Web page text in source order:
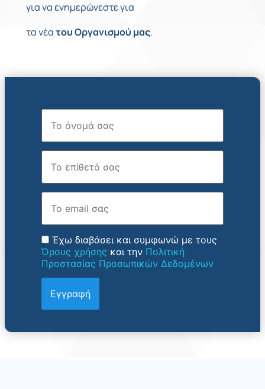
για να ενημερώνεστε για
τα νέατουΟργανισμού μας.
Όνομα
Επώνυμο
Email
Έχω διαβάσει και συμφωνώ με τους
Όρους χρήσης και την Πολιτική
Προστασίας Προσωπικών Δεδομένων